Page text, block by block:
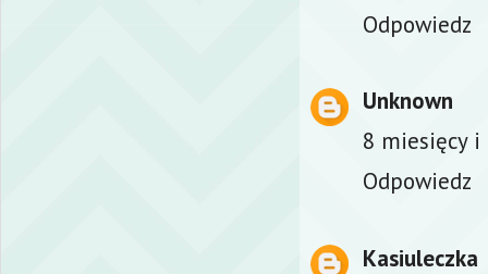
Odpowiedz
Unknown
8 miesięcy
Odpowiedz
Kasiuleczka